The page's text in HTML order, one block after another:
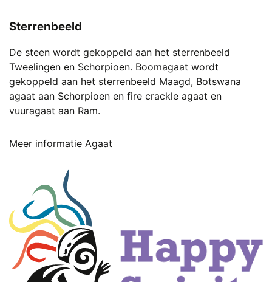
Sterrenbeeld
De steen wordt gekoppeld aan het sterrenbeeld
Tweelingen en Schorpioen. Boomagaat wordt
gekoppeld aan het sterrenbeeld Maagd, Botswana
agaat aan Schorpioen en fire crackle agaat en
vuuragaat aan Ram.
Meer informatie Agaat